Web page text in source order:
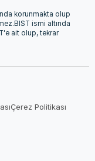
korunmakta olup
ismi altında
ait olup, tekrar
Çerez Politikası